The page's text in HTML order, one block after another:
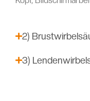
2)
3)